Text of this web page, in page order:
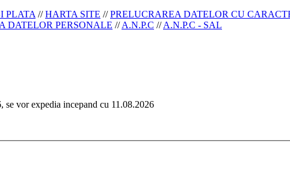
PLATA //HARTA SITE //PRELUCRAREA DATELOR CU
DATELOR PERSONALE //A.N.P.C //A.N.P.C - SAL
vor expedia incepand cu 11.08.2026